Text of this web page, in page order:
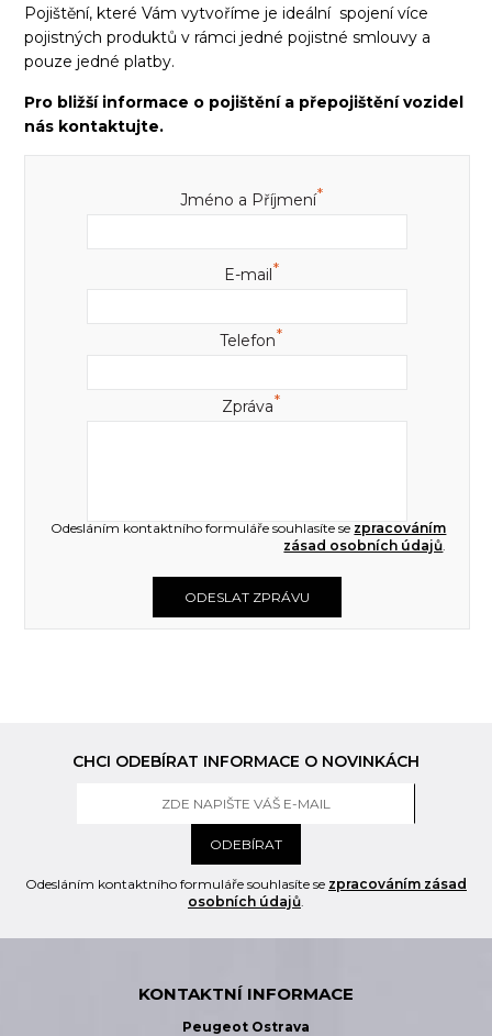
Pojištění, které Vám vytvoříme je ideální spojení více
pojistných produktů v rámci jedné pojistné smlouvy a
pouze jedné platby.
Pro bližší informace o pojištění a přepojištění vozidel
nás kontaktujte.
Jméno a Příjmení*
E-mail*
Telefon*
Zpráva*
Odesláním kontaktního formuláře souhlasíte se zpracováním
zásad osobních údajů.
ODESLAT ZPRÁVU
CHCI ODEBÍRAT INFORMACE O NOVINKÁCH
ODEBÍRAT
Odesláním kontaktního formuláře souhlasíte se zpracováním zásad
osobních údajů.
KONTAKTNÍ INFORMACE
Peugeot Ostrava